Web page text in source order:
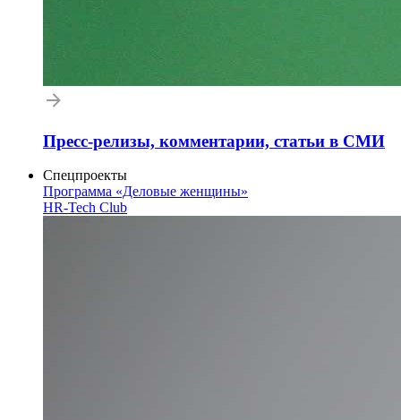
Пресс-релизы, комментарии, статьи в СМИ
Спецпроекты
Программа «Деловые женщины»
HR-Tech Club